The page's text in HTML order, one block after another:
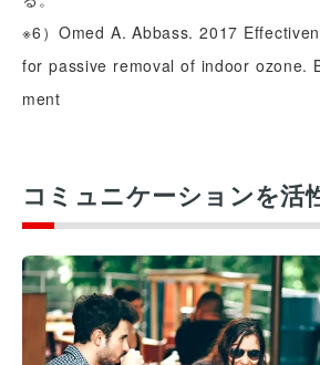
※6）Omed A. Abbass. 2017
for passive removal of indoor ozone.
ment
コミュニケーションを活